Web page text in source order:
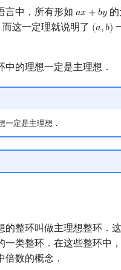
言中，所有形如 𝑎𝑥 +𝑏𝑦
ax+b y 的
这一定理就说明了 (𝑎,𝑏)
(a,b)
的理想一定是主理想．
一定是主理想．
的整环叫做主理想整环．
一类整环．在这些整环中
数的概念．